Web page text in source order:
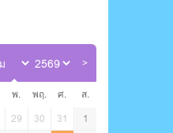
พ. พฤ. ศ.
ส.
29 30 31
1